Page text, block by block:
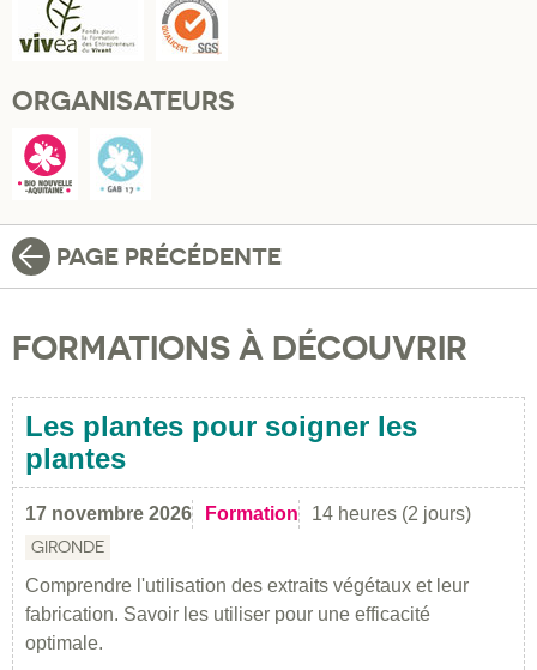
ORGANISATEURS
PAGE PRÉCÉDENTE
FORMATIONS À DÉCOUVRIR
Les plantes pour soigner les
plantes
17 novembre 2026 Formation 14 heures (2 jours)
GIRONDE
Comprendre l'utilisation des extraits végétaux et leur
fabrication. Savoir les utiliser pour une efficacité
optimale.